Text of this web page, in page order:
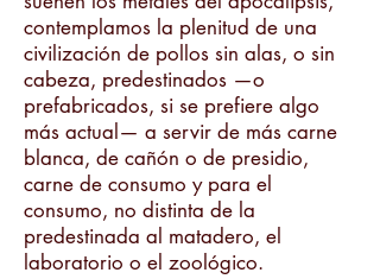
contemplamos la plenitud de una
civilización de pollos sin alas, o sin
cabeza, predestinados —o
prefabricados, si se prefiere algo
más actual— a servir de más carne
blanca, de cañón o de presidio,
carne de consumo y para el
consumo, no distinta de la
predestinada al matadero, el
laboratorio o el zoológico.